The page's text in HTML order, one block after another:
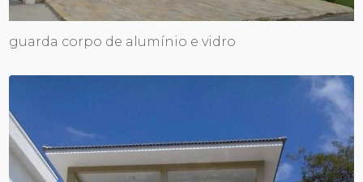
guarda corpo de alumínio e vidro